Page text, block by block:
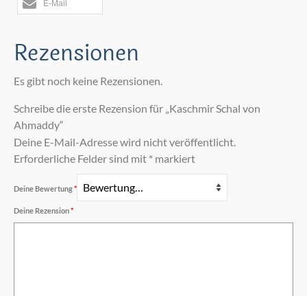
E-Mail
Rezensionen
Es gibt noch keine Rezensionen.
Schreibe die erste Rezension für „Kaschmir Schal von
Ahmaddy“
Deine E-Mail-Adresse wird nicht veröffentlicht.
Erforderliche Felder sind mit * markiert
Deine Bewertung*
Deine Rezension*